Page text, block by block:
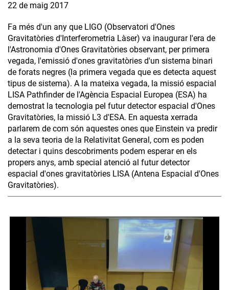
22 de maig 2017
Fa més d'un any que LIGO (Observatori d'Ones
Gravitatòries d'Interferometria Làser) va inaugurar l'era de
l'Astronomia d'Ones Gravitatòries observant, per primera
vegada, l'emissió d'ones gravitatòries d'un sistema binari
de forats negres (la primera vegada que es detecta aquest
tipus de sistema). A la mateixa vegada, la missió espacial
LISA Pathfinder de l'Agència Espacial Europea (ESA) ha
demostrat la tecnologia pel futur detector espacial d'Ones
Gravitatòries, la missió L3 d'ESA. En aquesta xerrada
parlarem de com són aquestes ones que Einstein va predir
a la seva teoria de la Relativitat General, com es poden
detectar i quins descobriments podem esperar en els
propers anys, amb special atenció al futur detector
espacial d'ones gravitatòries LISA (Antena Espacial d'Ones
Gravitatòries).